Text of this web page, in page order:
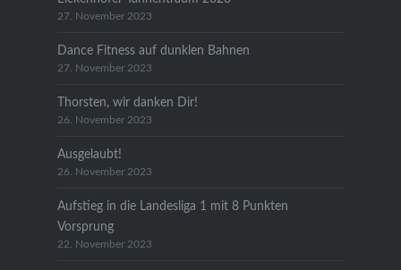
27. November 2023
Dance Fitness auf dunklen Bahnen
27. November 2023
Thorsten, wir danken Dir!
26. November 2023
Ausgelaubt!
26. November 2023
Aufstieg in die Landesliga 1 mit 8 Punkten
Vorsprung
22. November 2023